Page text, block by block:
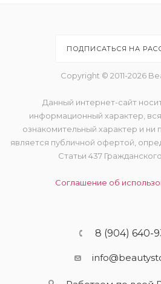
ПОДПИСАТЬСЯ НА
Copyright © 2011-2026
Данный интернет-сайт
информационный характер,
ознакомительный характер и ни
является публичной офертой,
Статьи 437
Соглашение об
8 (904) 640-